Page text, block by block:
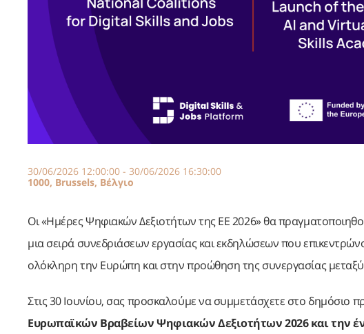
30/06/2026 12:00:00 - 30/06/2026 16:30:00
1000, Brussels, Βέλγιο
Οι «Ημέρες Ψηφιακών Δεξιοτήτων της ΕΕ 2026» θα
μια σειρά συνεδριάσεων εργασίας και εκδηλώσεων που
ολόκληρη την Ευρώπη και στην προώθηση της συνεργασίας
Στις 30 Ιουνίου, σας προσκαλούμε να συμμετάσχετε στο δημόσιο
Ευρωπαϊκών Βραβείων Ψηφιακών Δεξιοτήτων 2026και την